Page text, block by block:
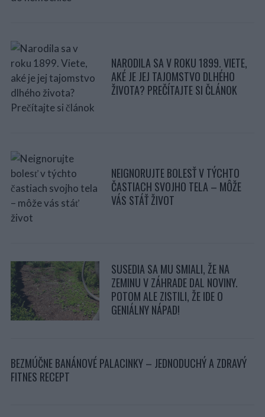
NARODILA SA V ROKU 1899. VIETE,
AKÉ JE JEJ TAJOMSTVO DLHÉHO
ŽIVOTA? PREČÍTAJTE SI ČLÁNOK
NEIGNORUJTE BOLESŤ V TÝCHTO
ČASTIACH SVOJHO TELA – MÔŽE
VÁS STÁŤ ŽIVOT
SUSEDIA SA MU SMIALI, ŽE NA
ZEMINU V ZÁHRADE DAL NOVINY.
POTOM ALE ZISTILI, ŽE IDE O
GENIÁLNY NÁPAD!
BEZMÚČNE BANÁNOVÉ PALACINKY – JEDNODUCHÝ A ZDRAVÝ
FITNES RECEPT